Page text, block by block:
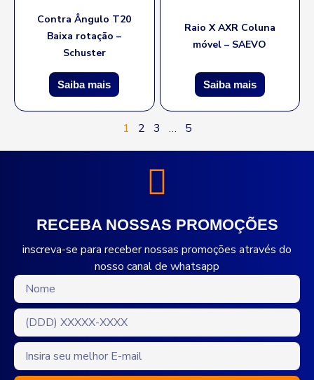
Contra Ângulo T20
Baixa rotação –
Schuster
Saiba mais
Raio X AXR Coluna
móvel – SAEVO
Saiba mais
1 2 3 … 5
RECEBA NOSSAS PROMOÇÕES
inscreva-se para receber nossas promoções através do
nosso canal de whatsapp